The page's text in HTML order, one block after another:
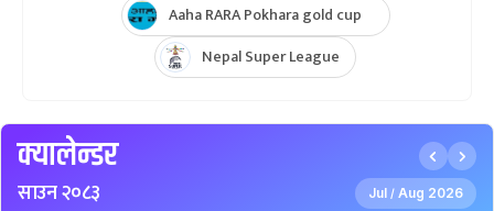
Aaha RARA Pokhara gold cup
Nepal Super League
क्यालेन्डर
साउन २०८३ Jul / Aug 2026